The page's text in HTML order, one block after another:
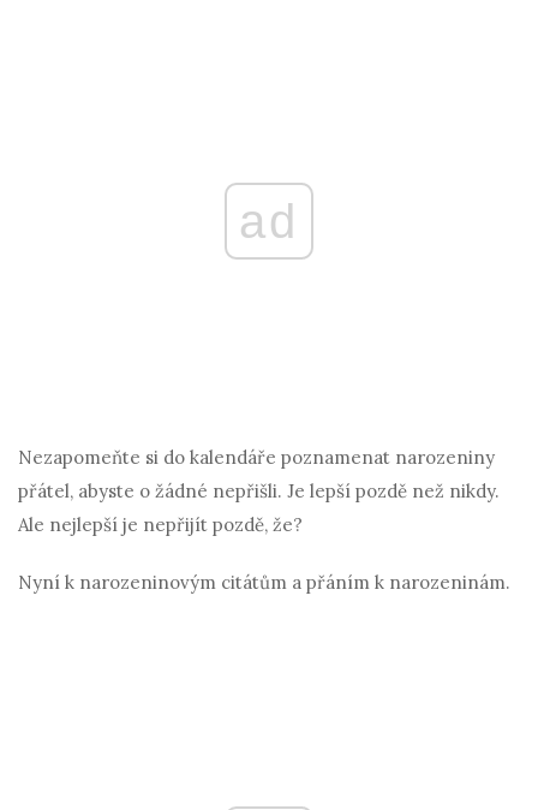
ad
Nezapomeňte si do kalendáře poznamenat narozeniny
přátel, abyste o žádné nepřišli. Je lepší pozdě než nikdy.
Ale nejlepší je nepřijít pozdě, že?
Nyní k narozeninovým citátům a přáním k narozeninám.